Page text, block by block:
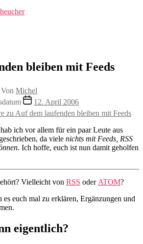
bleiben mit Feeds
Von Michel
12. April 2006
zu Auf dem laufenden bleiben mit Feeds
ich vor allem für ein paar Leute aus
da viele nichts mit Feeds, RSS
. Ich hoffe, euch ist nun damit geholfen
Vielleicht von RSS oder ATOM?
euch mal zu erklären, Ergänzungen und
eigentlich?